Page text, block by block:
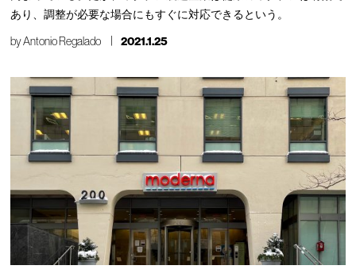
あり、調整が必要な場合にもすぐに対応できるという。
byAntonio Regalado 2021.1.25